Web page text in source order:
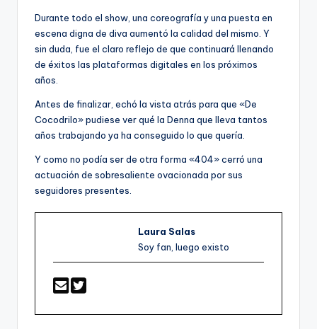
Durante todo el show, una coreografía y una puesta en
escena digna de diva aumentó la calidad del mismo. Y
sin duda, fue el claro reflejo de que continuará llenando
de éxitos las plataformas digitales en los próximos
años.
Antes de finalizar, echó la vista atrás para que «De
Cocodrilo» pudiese ver qué la Denna que lleva tantos
años trabajando ya ha conseguido lo que quería.
Y como no podía ser de otra forma «404» cerró una
actuación de sobresaliente ovacionada por sus
seguidores presentes.
Laura Salas
Soy fan, luego existo